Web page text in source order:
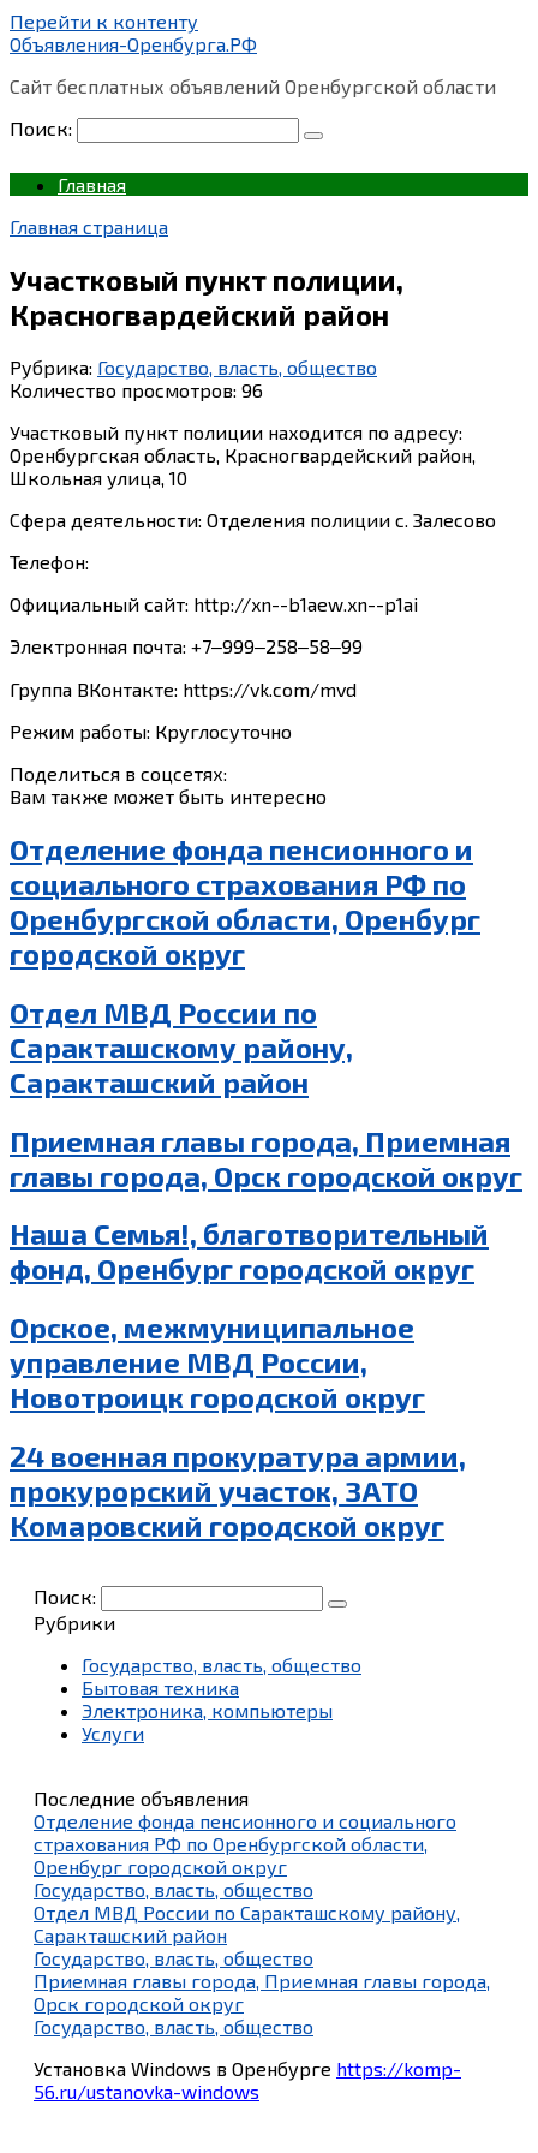
Перейти к контенту
Объявления-Оренбурга.РФ
Сайт бесплатных объявлений Оренбургской области
Поиск:
Главная
Главная страница
Участковый пункт полиции,
Красногвардейский район
Рубрика: Государство, власть, общество
Количество просмотров: 96
Участковый пункт полиции находится по адресу:
Оренбургская область, Красногвардейский район,
Школьная улица, 10
Сфера деятельности: Отделения полиции с. Залесово
Телефон:
Официальный сайт: http://xn--b1aew.xn--p1ai
Электронная почта: +7‒999‒258‒58‒99
Группа ВКонтакте: https://vk.com/mvd
Режим работы: Круглосуточно
Поделиться в соцсетях:
Вам также может быть интересно
Отделение фонда пенсионного и
социального страхования РФ по
Оренбургской области, Оренбург
городской округ
Отдел МВД России по
Саракташскому району,
Саракташский район
Приемная главы города, Приемная
главы города, Орск городской округ
Наша Семья!, благотворительный
фонд, Оренбург городской округ
Орское, межмуниципальное
управление МВД России,
Новотроицк городской округ
24 военная прокуратура армии,
прокурорский участок, ЗАТО
Комаровский городской округ
Поиск:
Рубрики
Государство, власть, общество
Бытовая техника
Электроника, компьютеры
Услуги
Последние объявления
Отделение фонда пенсионного и социального
страхования РФ по Оренбургской области,
Оренбург городской округ
Государство, власть, общество
Отдел МВД России по Саракташскому району,
Саракташский район
Государство, власть, общество
Приемная главы города, Приемная главы города,
Орск городской округ
Государство, власть, общество
Установка Windows в Оренбурге https://komp-
56.ru/ustanovka-windows